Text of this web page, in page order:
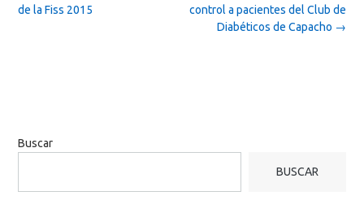
control a pacientes del Club de
Diabéticos de Capacho →
de la Fiss 2015
Buscar
BUSCAR